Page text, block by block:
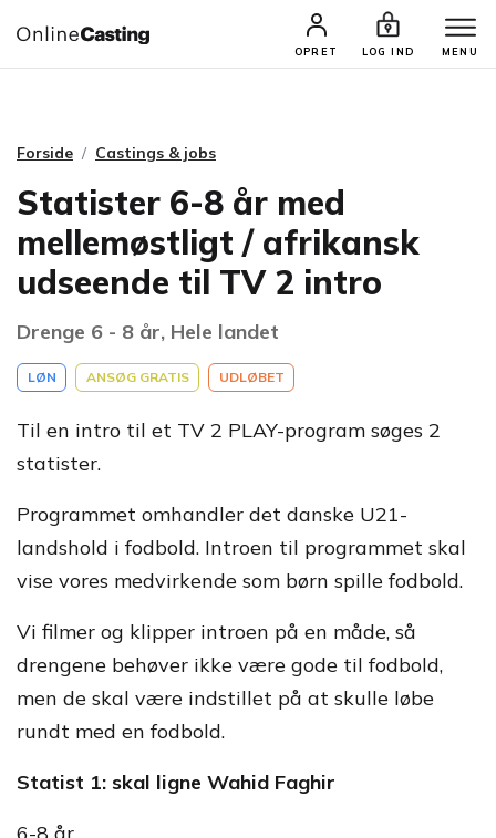
OPRET LOG IND MENU
CASTINGS & JOBS SØG PROFIL
Forside Castings & jobs
Statister 6-8 år med
mellemøstligt / afrikansk
udseende til TV 2 intro
Drenge 6 - 8 år, Hele landet
LØN ANSØG GRATIS UDLØBET
Til en intro til et TV 2 PLAY-program søges 2
statister.
Programmet omhandler det danske U21-
landshold i fodbold. Introen til programmet skal
vise vores medvirkende som børn spille fodbold.
Vi filmer og klipper introen på en måde, så
drengene behøver ikke være gode til fodbold,
men de skal være indstillet på at skulle løbe
rundt med en fodbold.
Statist 1: skal ligne Wahid Faghir